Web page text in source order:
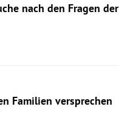
nach den Fragen der
Familien versprechen